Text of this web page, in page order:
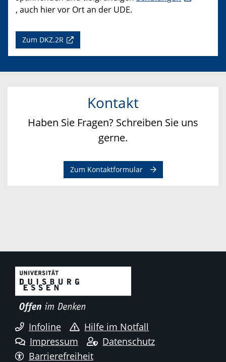
, auch hier vor Ort an der UDE.
Zum DKZ.2R
Kontakt
Haben Sie Fragen? Schreiben Sie uns
gerne.
Zum Kontaktformular
Infoline
Hilfe im Notfall
Impressum
Datenschutz
Barrierefreiheit